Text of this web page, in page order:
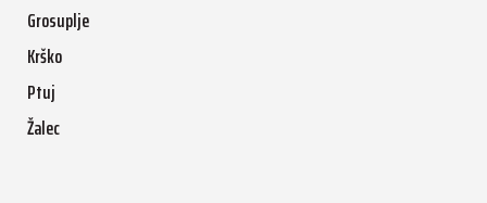
Grosuplje
Krško
Ptuj
Žalec